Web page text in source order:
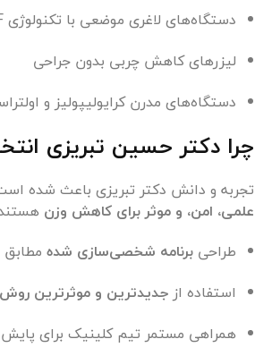
دستگاه‌های لاغری موضعی با تکنولوژی RF و کویتیشن
لیزرهای کاهش چربی بدون جراحی
دستگاه‌های مدرن کرایولیپولیز و
چرا دکتر حسین تبریزی
تجربه و دانش دکتر تبریزی باعث شده
علمی، امن، و موثر برای کاهش وزن
طراحی برنامه شخصی‌سازی شده
استفاده از جدیدترین و موثرترین
همراهی مستمر تیم کلینیک برای